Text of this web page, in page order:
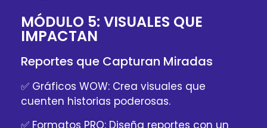
MÓDULO 5: VISUALES QUE
IMPACTAN
Reportes que Capturan Miradas
✅ Gráficos WOW: Crea visuales que
cuenten historias poderosas.
✅ Formatos PRO: Diseña reportes con un